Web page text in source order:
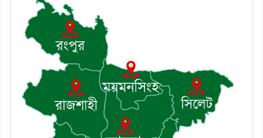
৭। দাউদকান্দিতে উপজেলা আইন-
শৃঙ্খলা কমিটির মাসিক সভা অনুষ্ঠিত
৮। দাউদকান্দিতে মুচি সম্প্রদায়ের
খোঁজখবর নিলেন ড. খন্দকার মারুফ
হোসেন